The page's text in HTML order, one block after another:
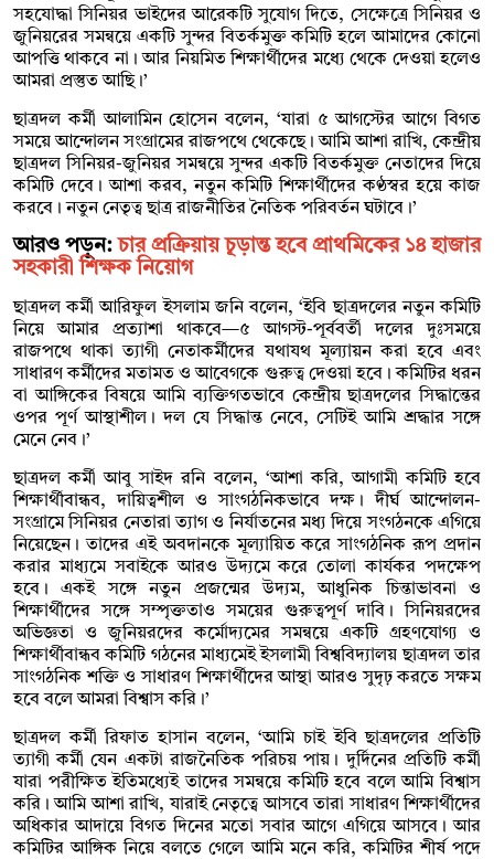
সহযোদ্ধা সিনিয়র ভাইদের আরেকটি সুযোগ দিতে, সেক্ষেত্রে সিনিয়র ও
জুনিয়রের সমন্বয়ে একটি সুন্দর বিতর্কমুক্ত কমিটি হলে আমাদের কোনো
আপত্তি থাকবে না। আর নিয়মিত শিক্ষার্থীদের মধ্যে থেকে দেওয়া হলেও
আমরা প্রস্তুত আছি।’
ছাত্রদল কর্মী আলামিন হোসেন বলেন, ‘যারা ৫ আগস্টের আগে বিগত
সময়ে আন্দোলন সংগ্রামের রাজপথে থেকেছে। আমি আশা রাখি, কেন্দ্রীয়
ছাত্রদল সিনিয়র-জুনিয়র সমন্বয়ে সুন্দর একটি বিতর্কমুক্ত নেতাদের দিয়ে
কমিটি দেবে। আশা করব, নতুন কমিটি শিক্ষার্থীদের কণ্ঠস্বর হয়ে কাজ
করবে। নতুন নেতৃত্ব ছাত্র রাজনীতির নৈতিক পরিবর্তন ঘটাবে।’
আরও পড়ুন:চার প্রক্রিয়ায় চূড়ান্ত হবে প্রাথমিকের ১৪ হাজার
সহকারী শিক্ষক নিয়োগ
ছাত্রদল কর্মী আরিফুল ইসলাম জনি বলেন, ‘ইবি ছাত্রদলের নতুন কমিটি
নিয়ে আমার প্রত্যাশা থাকবে—৫ আগস্ট-পূর্ববর্তী দলের দুঃসময়ে
রাজপথে থাকা ত্যাগী নেতাকর্মীদের যথাযথ মূল্যায়ন করা হবে এবং
সাধারণ কর্মীদের মতামত ও আবেগকে গুরুত্ব দেওয়া হবে। কমিটির ধরন
বা আঙ্গিকের বিষয়ে আমি ব্যক্তিগতভাবে কেন্দ্রীয় ছাত্রদলের সিদ্ধান্তের
ওপর পূর্ণ আস্থাশীল। দল যে সিদ্ধান্ত নেবে, সেটিই আমি শ্রদ্ধার সঙ্গে
মেনে নেব।’
ছাত্রদল কর্মী আবু সাইদ রনি বলেন, ‘আশা করি, আগামী কমিটি হবে
শিক্ষার্থীবান্ধব, দায়িত্বশীল ও সাংগঠনিকভাবে দক্ষ। দীর্ঘ আন্দোলন-
সংগ্রামে সিনিয়র নেতারা ত্যাগ ও নির্যাতনের মধ্য দিয়ে সংগঠনকে এগিয়ে
নিয়েছেন। তাদের এই অবদানকে মূল্যায়িত করে সাংগঠনিক রূপ প্রদান
করার মাধ্যমে সবাইকে আরও উদ্যমে করে তোলা কার্যকর পদক্ষেপ
হবে। একই সঙ্গে নতুন প্রজন্মের উদ্যম, আধুনিক চিন্তাভাবনা ও
শিক্ষার্থীদের সঙ্গে সম্পৃক্ততাও সময়ের গুরুত্বপূর্ণ দাবি। সিনিয়রদের
অভিজ্ঞতা ও জুনিয়রদের কর্মোদ্যমের সমন্বয়ে একটি গ্রহণযোগ্য ও
শিক্ষার্থীবান্ধব কমিটি গঠনের মাধ্যমেই ইসলামী বিশ্ববিদ্যালয় ছাত্রদল তার
সাংগঠনিক শক্তি ও সাধারণ শিক্ষার্থীদের আস্থা আরও সুদৃঢ় করতে সক্ষম
হবে বলে আমরা বিশ্বাস করি।’
ছাত্রদল কর্মী রিফাত হাসান বলেন, ‘আমি চাই ইবি ছাত্রদলের প্রতিটি
ত্যাগী কর্মী যেন একটা রাজনৈতিক পরিচয় পায়। দুর্দিনের প্রতিটি কর্মী
যারা পরীক্ষিত ইতিমধ্যেই তাদের সমন্বয়ে কমিটি হবে বলে আমি বিশ্বাস
করি। আমি আশা রাখি, যারাই নেতৃত্বে আসবে তারা সাধারণ শিক্ষার্থীদের
অধিকার আদায়ে বিগত দিনের মতো সবার আগে এগিয়ে আসবে। আর
কমিটির আঙ্গিক নিয়ে বলতে গেলে আমি মনে করি, কমিটির শীর্ষ পদে